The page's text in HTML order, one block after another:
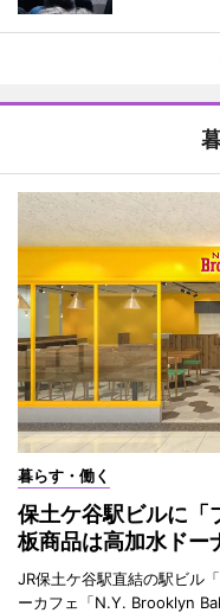
暮らす・働く
保土ケ谷駅ビルに
板商品は高加水ドー
JR保土ケ谷駅直結の駅ビル
ーカフェ「N.Y. Brooklyn